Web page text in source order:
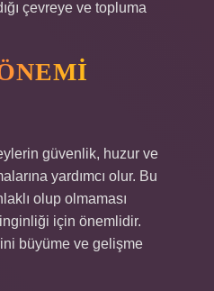
çevreye ve topluma
güvenlik, huzur ve
yardımcı olur. Bu
olup olmaması
için önemlidir.
büyüme ve gelişme